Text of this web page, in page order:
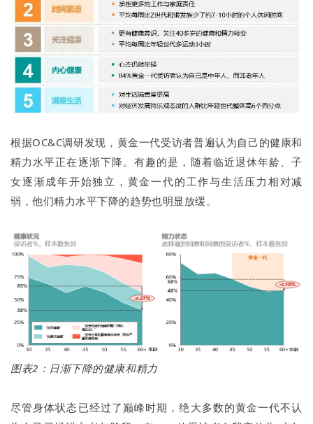
根据OC&C调研发现，黄金一代受访者普遍认为自己的健康和
精力水平正在逐渐下降。有趣的是，随着临近退休年龄、子
女逐渐成年开始独立，黄金一代的工作与生活压力相对减
弱，他们精力水平下降的趋势也明显放缓。
图表2：日渐下降的健康和精力
尽管身体状态已经过了巅峰时期，绝大多数的黄金一代不认